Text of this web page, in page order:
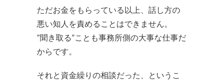
ただお金をもらっている以上、話し方の
悪い知人を責めることはできません。
”聞き取る”ことも事務所側の大事な仕事だ
からです。
それと資金繰りの相談だった、というこ